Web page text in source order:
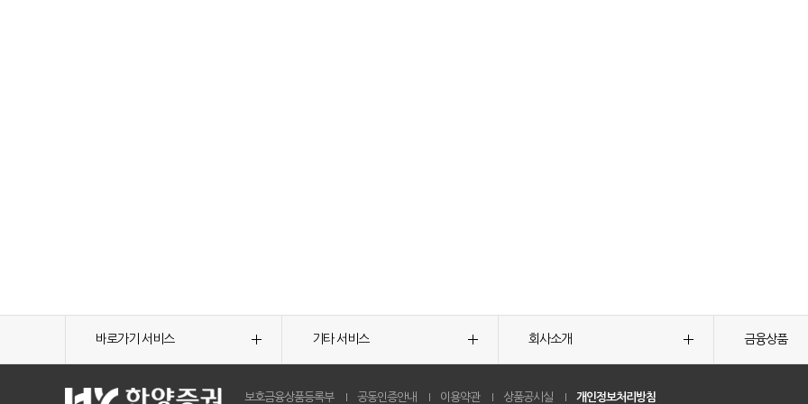
바로가기 서비스 기타 서비스 회사소개 금융상품
보호금융상품등록부 공동인증안내 이용약관 상품공시실 개인정보처리방침